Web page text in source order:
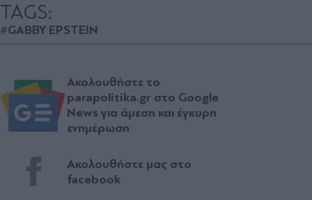
TAGS:
#GABBY EPSTEIN
Ακολουθήστε το
parapolitika.gr στο Google
News για άμεση και έγκυρη
ενημέρωση
Ακολουθήστε μας στο
facebook